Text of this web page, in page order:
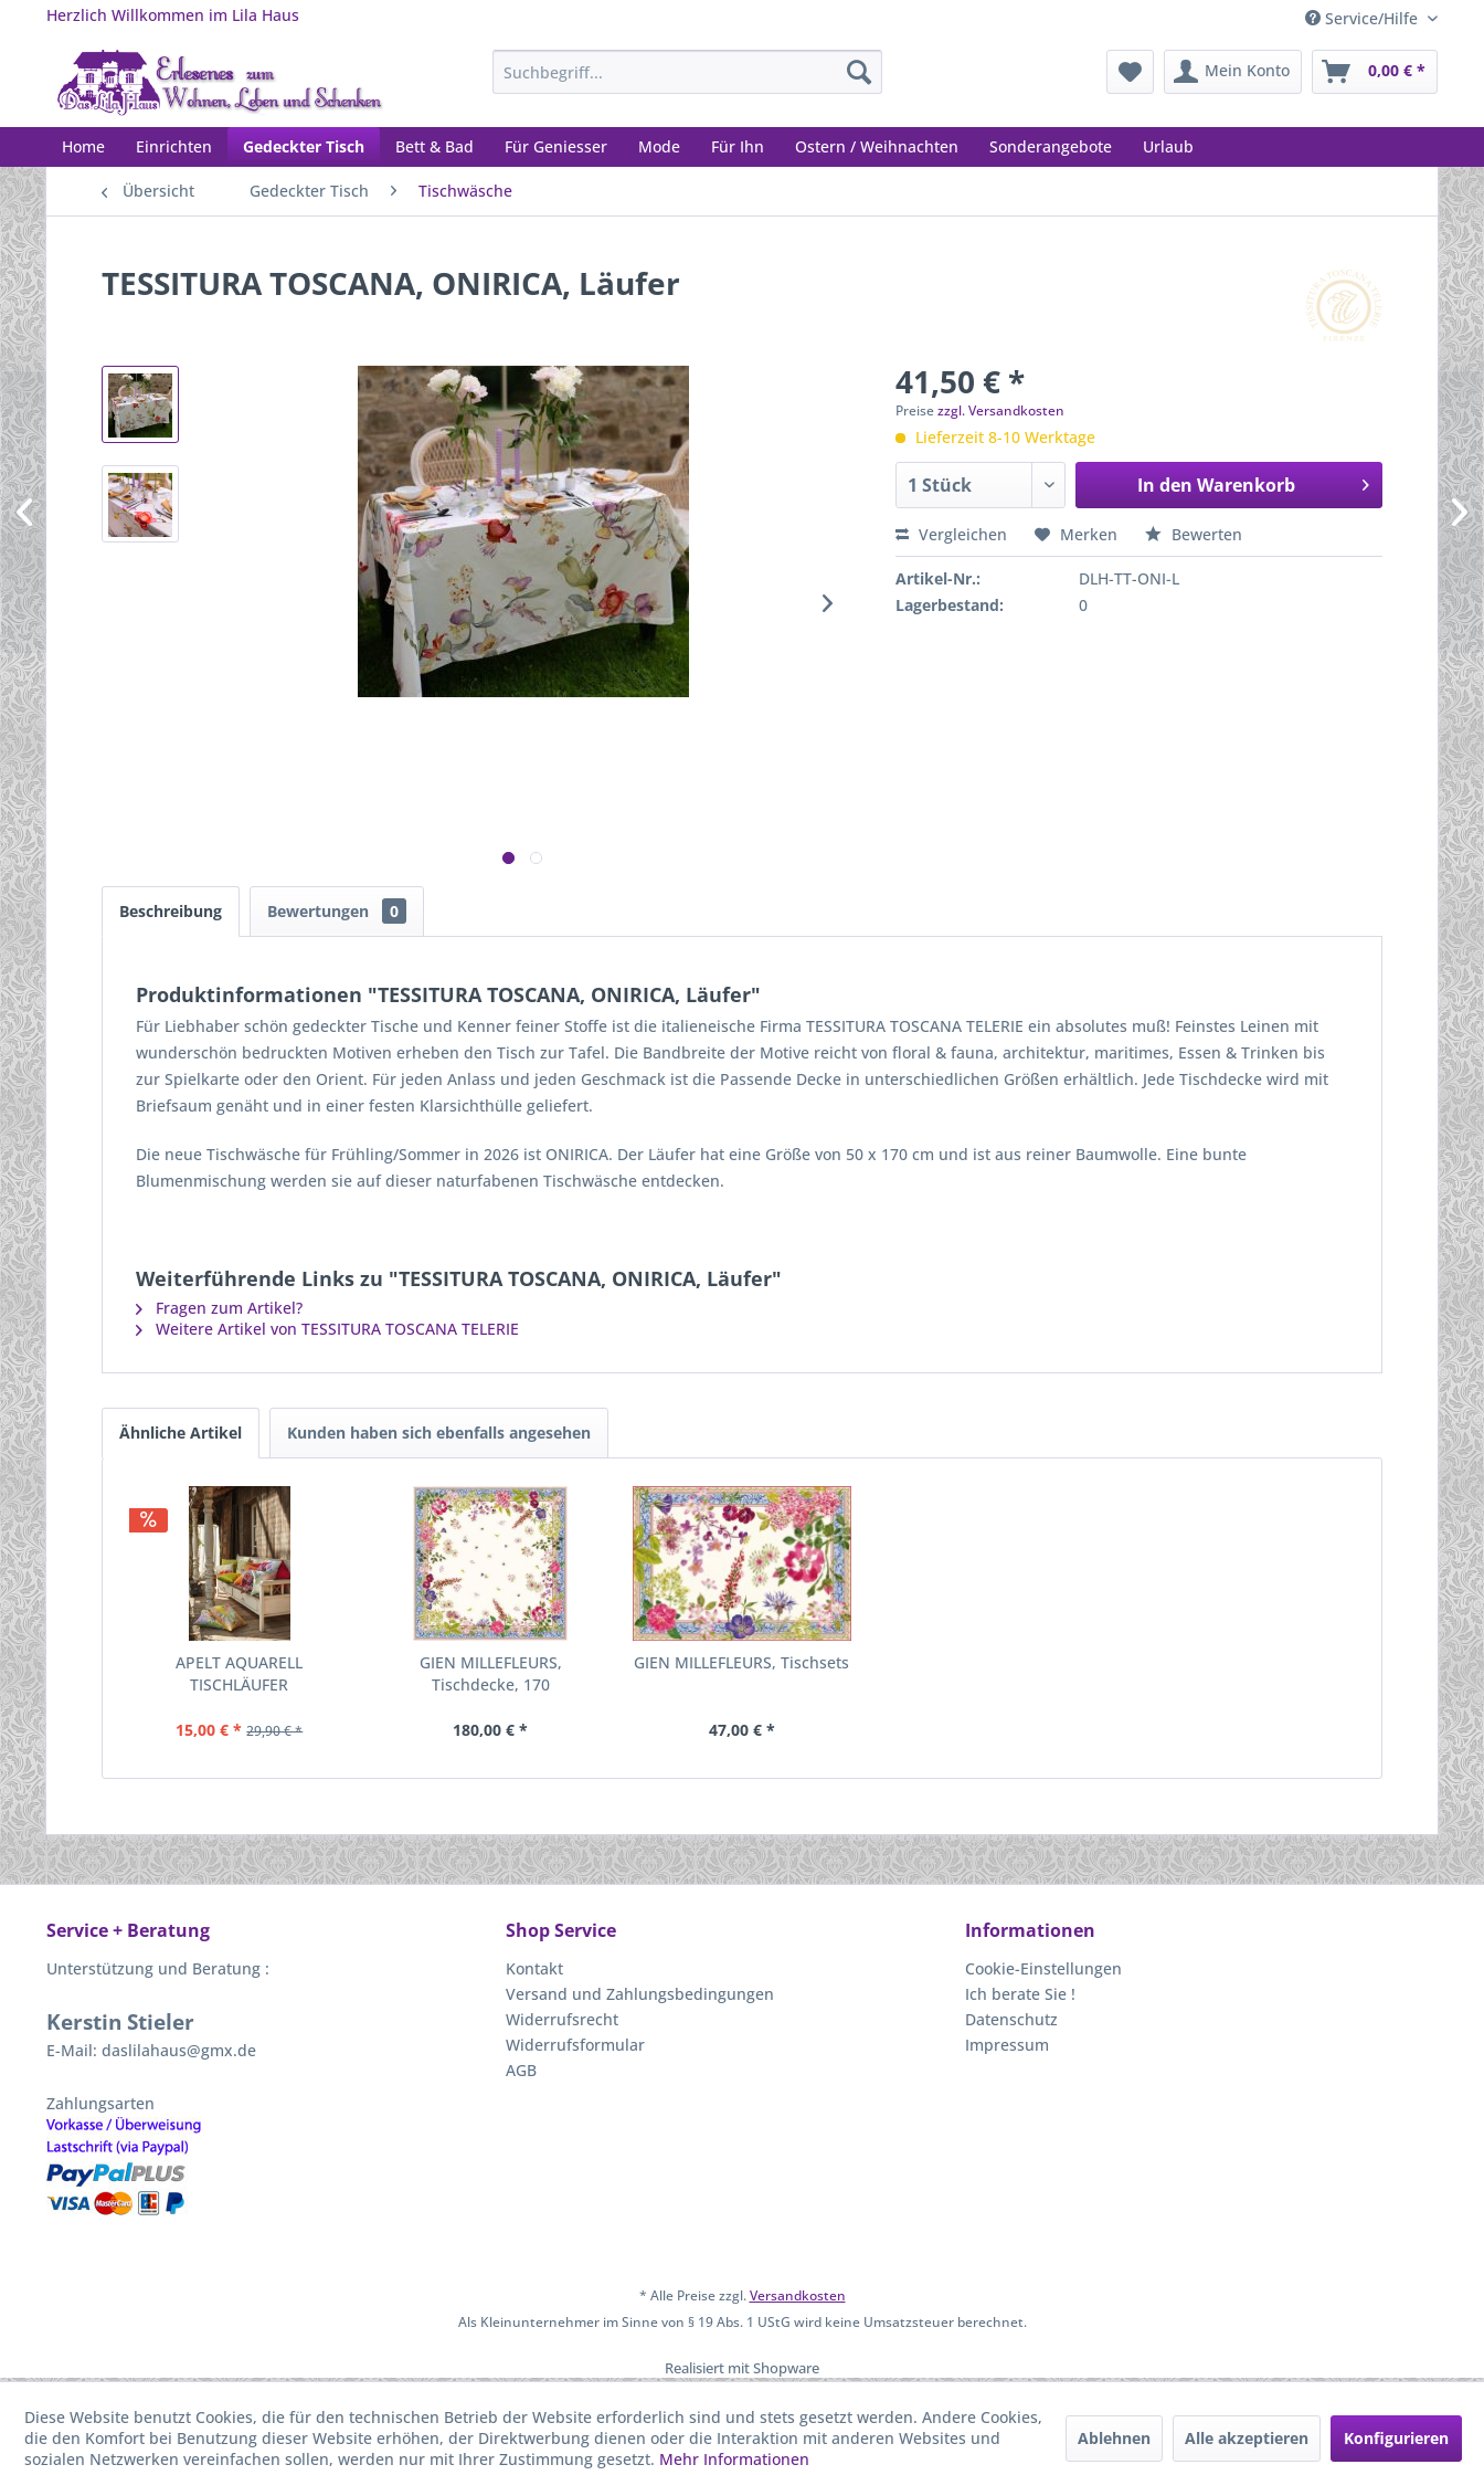
Herzlich Willkommen im Lila Haus Service/Hilfe
Mein Konto 0,00 € *
Home Einrichten Gedeckter Tisch Bett & Bad Für Geniesser Mode Für Ihn Ostern / Weihnachten Sonderangebote Urlaub
Übersicht Gedeckter Tisch Tischwäsche
TESSITURA TOSCANA, ONIRICA, Läufer
41,50 € *
Preisezzgl. Versandkosten
Lieferzeit 8-10 Werktage
In den Warenkorb
Vergleichen Merken Bewerten
Artikel-Nr.:
DLH-TT-ONI-L
Lagerbestand:
0
Beschreibung Bewertungen 0
Produktinformationen "TESSITURA TOSCANA, ONIRICA, Läufer"
Für Liebhaber schön gedeckter Tische und Kenner feiner Stoffe ist die italieneische Firma TESSITURA TOSCANA TELERIE ein absolutes muß! Feinstes Leinen mit
wunderschön bedruckten Motiven erheben den Tisch zur Tafel. Die Bandbreite der Motive reicht von floral & fauna, architektur, maritimes, Essen & Trinken bis
zur Spielkarte oder den Orient. Für jeden Anlass und jeden Geschmack ist die Passende Decke in unterschiedlichen Größen erhältlich. Jede Tischdecke wird mit
Briefsaum genäht und in einer festen Klarsichthülle geliefert.
Die neue Tischwäsche für Frühling/Sommer in 2026 ist ONIRICA. Der Läufer hat eine Größe von 50 x 170 cm und ist aus reiner Baumwolle. Eine bunte
Blumenmischung werden sie auf dieser naturfabenen Tischwäsche entdecken.
Weiterführende Links zu "TESSITURA TOSCANA, ONIRICA, Läufer"
Fragen zum Artikel?
Weitere Artikel von TESSITURA TOSCANA TELERIE
Ähnliche Artikel Kunden haben sich ebenfalls angesehen
APELT AQUARELL
TISCHLÄUFER
15,00 € * 29,90 € *
GIEN MILLEFLEURS,
Tischdecke, 170
180,00 € *
GIEN MILLEFLEURS, Tischsets
47,00 € *
Service + Beratung
Unterstützung und Beratung :
Kerstin Stieler
E-Mail: daslilahaus@gmx.de
Zahlungsarten
Shop Service
Kontakt
Versand und Zahlungsbedingungen
Widerrufsrecht
Widerrufsformular
AGB
Informationen
Cookie-Einstellungen
Ich berate Sie !
Datenschutz
Impressum
* Alle Preise zzgl.Versandkosten
Als Kleinunternehmer im Sinne von § 19 Abs. 1 UStG wird keine Umsatzsteuer berechnet.
Realisiert mit Shopware
Diese Website benutzt Cookies, die für den technischen Betrieb der Website erforderlich sind und stets gesetzt werden. Andere Cookies,
die den Komfort bei Benutzung dieser Website erhöhen, der Direktwerbung dienen oder die Interaktion mit anderen Websites und
sozialen Netzwerken vereinfachen sollen, werden nur mit Ihrer Zustimmung gesetzt. Mehr Informationen
Ablehnen Alle akzeptieren Konfigurieren